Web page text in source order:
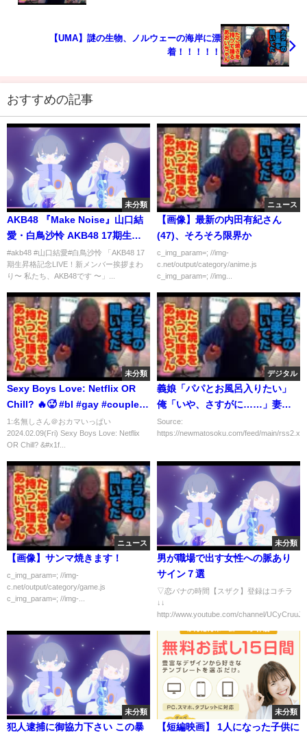
【UMA】謎の生物、ノルウェーの海岸に漂
着！！！！！
おすすめの記事
未分類
AKB48 『Make Noise』山口結
愛・白鳥沙怜 AKB48 17期生昇
格記念LIVE！福岡
#akb48 #山口結愛#白鳥沙怜 「AKB48 17
期生昇格記念LIVE！新メンバー挨拶まわ
り〜 私たち、AKB48です 〜」...
ニュース
【画像】最新の内田有紀さん
(47)、そろそろ限界か
c_img_param=; //img-
c.net/output/category/anime.js
c_img_param=; //img...
未分類
Sexy Boys Love: Netflix OR
Chill? 🔥🥵 #bl #gay #couple #
同性カップル #ゲイカップル
#blfan #lgbt #lgbtq
1:名無しさん＠おカマいっぱい
2024.02.09(Fri) Sexy Boys Love: Netflix
OR Chill? &#x1f...
デジタル
義娘「パパとお風呂入りたい」
俺「いや、さすがに……」妻
「いいじゃん、3人で入ろうよ
(笑)」→
Source:
https://newmatosoku.com/feed/main/
ニュース
【画像】サンマ焼きます！
c_img_param=; //img-
c.net/output/category/game.js
c_img_param=; //img-...
未分類
男が職場で出す女性への脈あり
サイン７選
▽恋バナの時間【スザク】登録はコチラ
↓↓
http://www.youtube.com/channel/
未分類
犯人逮捕に御協力下さい この暴
未分類
【短編映画】 1人になった子供に